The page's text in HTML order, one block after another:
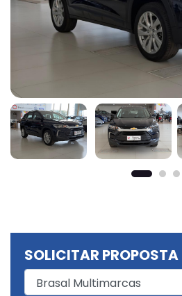
SOLICITAR PROPOSTA